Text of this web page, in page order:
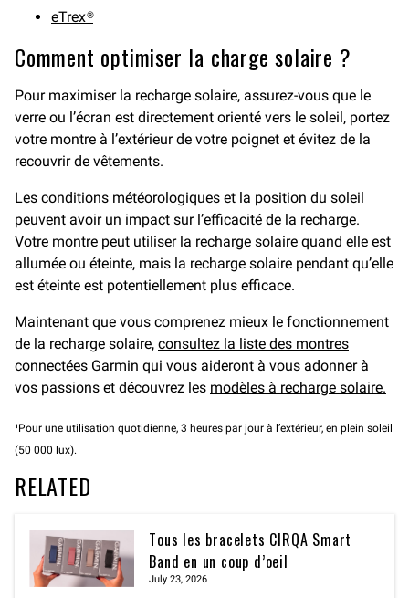
eTrex®
Comment optimiser la charge solaire ?
Pour maximiser la recharge solaire, assurez-vous que le
verre ou l’écran est directement orienté vers le soleil, portez
votre montre à l’extérieur de votre poignet et évitez de la
recouvrir de vêtements.
Les conditions météorologiques et la position du soleil
peuvent avoir un impact sur l’efficacité de la recharge.
Votre montre peut utiliser la recharge solaire quand elle est
allumée ou éteinte, mais la recharge solaire pendant qu’elle
est éteinte est potentiellement plus efficace.
Maintenant que vous comprenez mieux le fonctionnement
de la recharge solaire, consultez la liste des montres
connectées Garmin qui vous aideront à vous adonner à
vos passions et découvrez les modèles à recharge solaire.
¹Pour une utilisation quotidienne, 3 heures par jour à l’extérieur, en plein soleil
(50 000 lux).
RELATED
Tous les bracelets CIRQA Smart
Band en un coup d’oeil
July 23, 2026